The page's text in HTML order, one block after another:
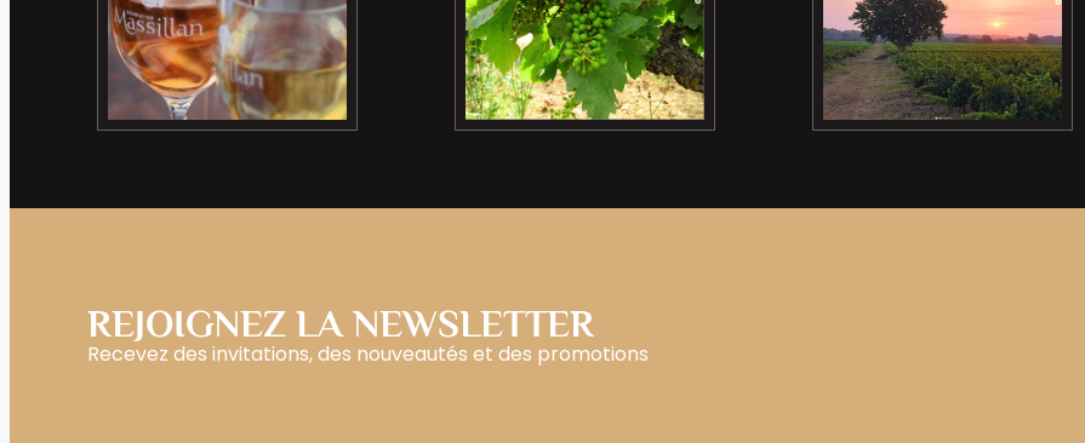
REJOIGNEZ LA NEWSLETTER
Recevez des invitations, des nouveautés et des promotions